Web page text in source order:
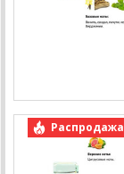
Распродажа